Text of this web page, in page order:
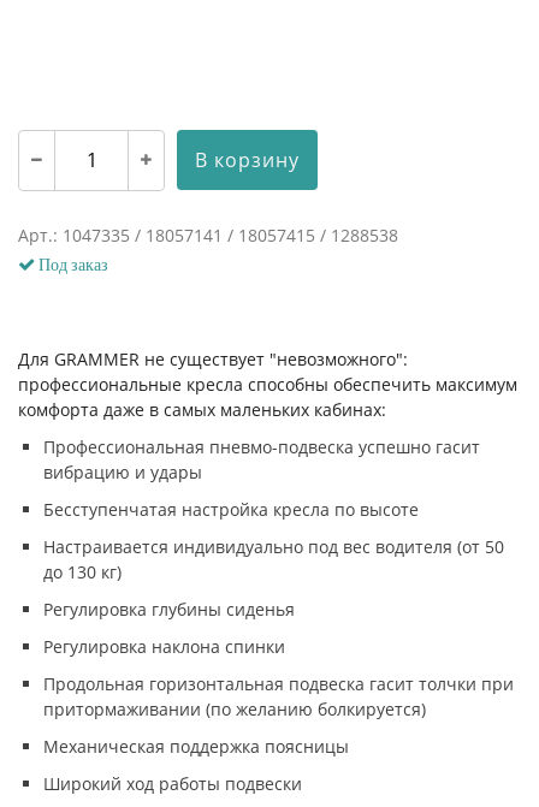
В корзину
Арт.: 1047335 / 18057141 / 18057415 / 1288538
Под заказ
Для GRAMMER не существует "невозможного":
профессиональные кресла способны обеспечить максимум
комфорта даже в самых маленьких кабинах:
Профессиональная пневмо-подвеска успешно гасит
вибрацию и удары
Бесступенчатая настройка кресла по высоте
Настраивается индивидуально под вес водителя (от 50
до 130 кг)
Регулировка глубины сиденья
Регулировка наклона спинки
Продольная горизонтальная подвеска гасит толчки при
притормаживании (по желанию болкируется)
Механическая поддержка поясницы
Широкий ход работы подвески